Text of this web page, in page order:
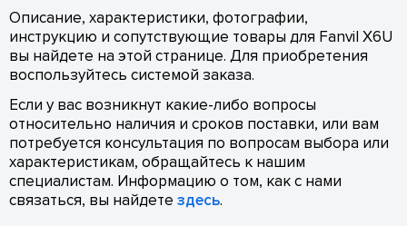
Описание, характеристики, фотографии,
инструкцию и сопутствующие товары для Fanvil X6U
вы найдете на этой странице. Для приобретения
воспользуйтесь системой заказа.
Если у вас возникнут какие-либо вопросы
относительно наличия и сроков поставки, или вам
потребуется консультация по вопросам выбора или
характеристикам, обращайтесь к нашим
специалистам. Информацию о том, как с нами
связаться, вы найдете здесь.